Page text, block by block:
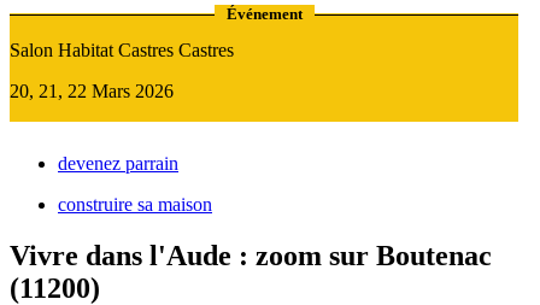
Événement
Salon Habitat Castres Castres
20, 21, 22 Mars 2026
devenez parrain
construire sa maison
Vivre dans l'Aude : zoom sur Boutenac
(11200)